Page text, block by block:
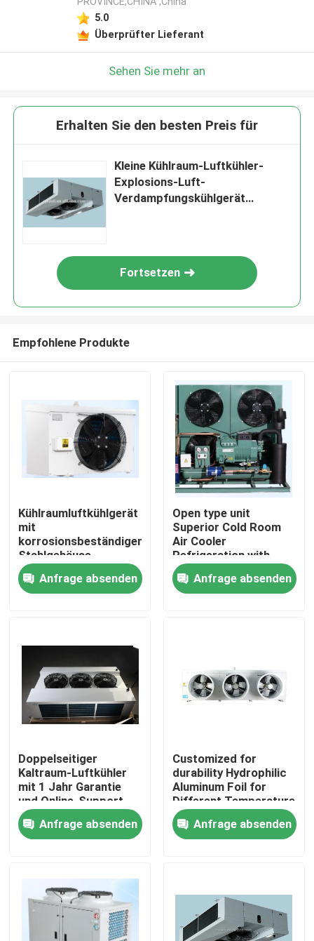
Zu Hause
Produkte
Werksbesichtigung
Qualitätskontrolle
Kontaktieren Sie uns
Neuigkeiten
Bitte um ein Angebot
coolroom Verdampfer
5.0
Überprüfter Lieferant
Sehen Sie mehr an
Erhalten Sie den besten Preis für
Kleine Kühlraum-Luftkühler-
Explosions-Luft-
Verdampfungskühlgerät
Fortsetzen
Empfohlene Produkte
Kühlraumluftkühlgerät
mit
korrosionsbeständigem
Stahlgehäuse,
doppelschichtigem
Wasserfach und
Wärmeaustauschrohr
Anfrage absenden
Open type unit
Superior Cold Room
Air Cooler
Refrigeration with
Bitzer Compressor
Comprehensive
Product Line for Wide
Anfrage absenden
Doppelseitiger
Kaltraum-Luftkühler
mit 1 Jahr Garantie
und Online-Support
für Verdampfer
Anfrage absenden
Customized for
durability Hydrophilic
Aluminum Foil for
Different Temperature
and Humidity
Requirements in Cold
Room Condensing Unit
Anfrage absenden